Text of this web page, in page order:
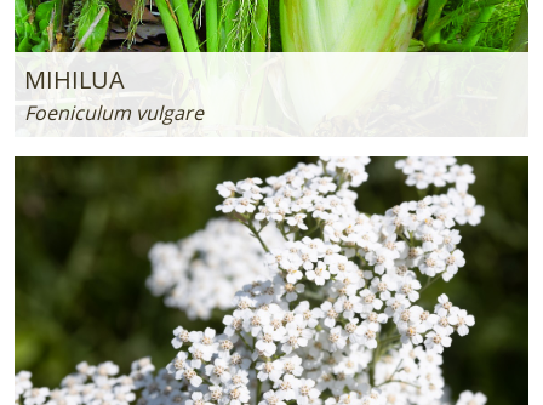
MIHILUA
Foeniculum vulgare